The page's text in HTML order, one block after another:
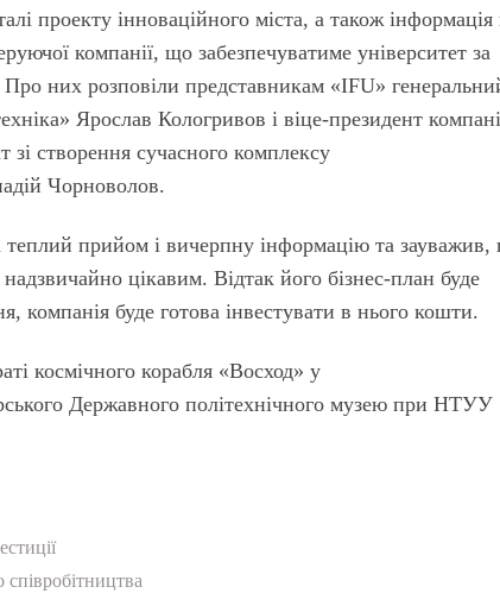
проекту інноваційного міста, а також
компанії, що забезпечуватиме університет за
них розповіли представникам «IFU»
Ярослав Кологривов і віце-президент
зі створення сучасного комплексу
Чорноволов.
прийом і вичерпну інформацію та
цікавим. Відтак його бізнес-план буде
компанія буде готова інвестувати в нього кошти.
космічного корабля «Восход» у
Державного політехнічного музею при НТУУ